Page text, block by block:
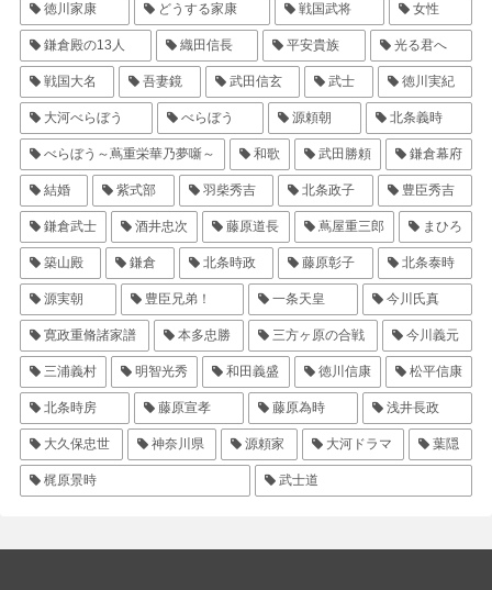
徳川家康 どうする家康 戦国武将 女性
鎌倉殿の13人 織田信長 平安貴族 光る君へ
戦国大名 吾妻鏡 武田信玄 武士 徳川実紀
大河べらぼう べらぼう 源頼朝 北条義時
べらぼう～蔦重栄華乃夢噺～ 和歌 武田勝頼 鎌倉幕府
結婚 紫式部 羽柴秀吉 北条政子 豊臣秀吉
鎌倉武士 酒井忠次 藤原道長 蔦屋重三郎 まひろ
築山殿 鎌倉 北条時政 藤原彰子 北条泰時
源実朝 豊臣兄弟！ 一条天皇 今川氏真
寛政重脩諸家譜 本多忠勝 三方ヶ原の合戦 今川義元
三浦義村 明智光秀 和田義盛 徳川信康 松平信康
北条時房 藤原宣孝 藤原為時 浅井長政
大久保忠世 神奈川県 源頼家 大河ドラマ 葉隠
梶原景時 武士道